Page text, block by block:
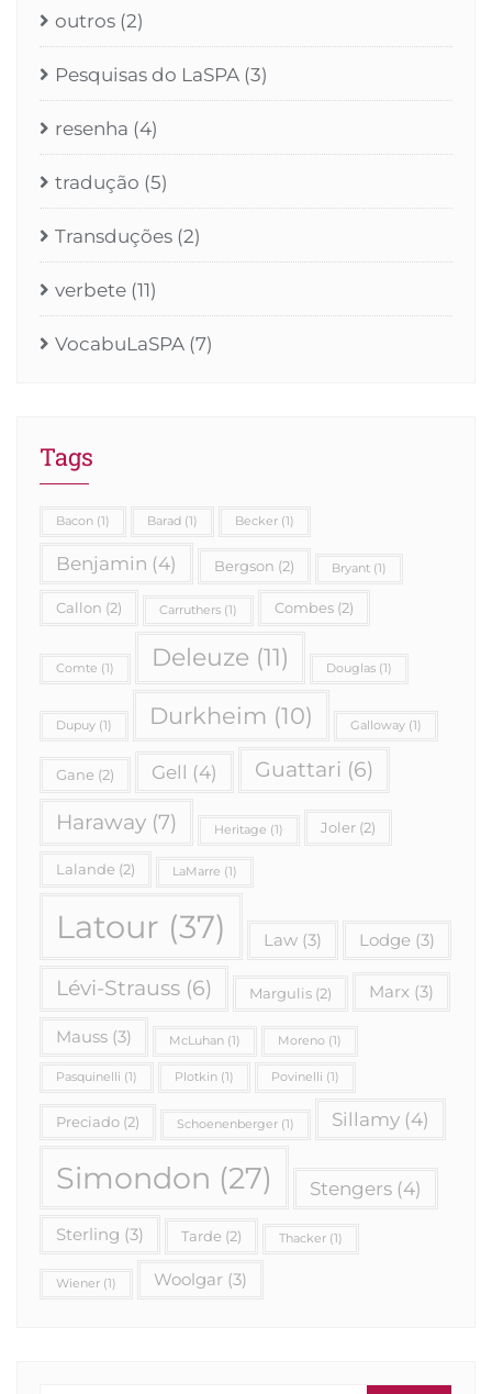
outros (2)
Pesquisas do LaSPA (3)
resenha (4)
tradução (5)
Transduções (2)
verbete (11)
VocabuLaSPA (7)
Tags
Bacon (1) Barad (1) Becker (1)
Benjamin (4) Bergson (2) Bryant (1)
Callon (2) Carruthers (1) Combes (2)
Comte (1) Deleuze (11) Douglas (1)
Dupuy (1) Durkheim (10) Galloway (1)
Gane (2) Gell (4) Guattari (6)
Haraway (7) Heritage (1) Joler (2)
Lalande (2) LaMarre (1)
Latour (37) Law (3) Lodge (3)
Lévi-Strauss (6) Margulis (2) Marx (3)
Mauss (3) McLuhan (1) Moreno (1)
Pasquinelli (1) Plotkin (1) Povinelli (1)
Preciado (2) Schoenenberger (1) Sillamy (4)
Simondon (27) Stengers (4)
Sterling (3) Tarde (2) Thacker (1)
Wiener (1) Woolgar (3)